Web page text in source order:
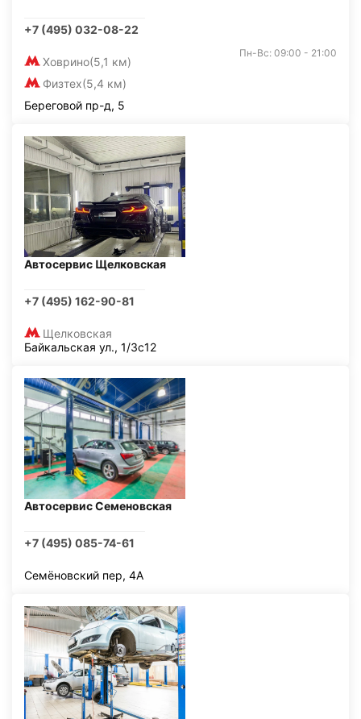
+7 (495) 032-08-22
Ховрино(5,1 км)
Физтех(5,4 км)
Пн-Вс: 09:00 - 21:00
Береговой пр-д, 5
Автосервис Щелковская
+7 (495) 162-90-81
Щелковская
Байкальская ул., 1/3с12
Автосервис Семеновская
+7 (495) 085-74-61
Семёновский пер, 4А